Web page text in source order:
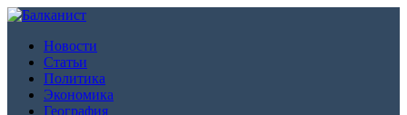
Новости
Статьи
Политика
Экономика
География